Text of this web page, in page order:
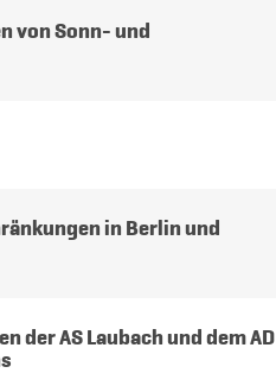
von Sonn- und
in Berlin und
der AS Laubach und dem AD